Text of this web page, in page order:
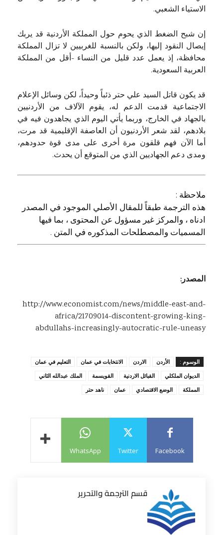
الاستياء الشعبي.
إن شبح الضغط الذي يحوم حول المملكة الأردنية قد يربك
إيصال النقود إليها، ولكن بالنسبة للغربيين لا تزال المملكة
محافظة، إذ يعمل عدد قليل من النساء -أقل من المملكة
العربية السعودية.
قد يكون قاتل السيد علي حتر ذئباً وحيداً، لكن وسائل الإعلام
الاجتماعية قدمت الدعم له، يقوم الآلاف من الأردنيين
بالجهاد في الخارج، وربما يأتي اليوم الذي يجاهدون فيه في
بلادهم، لقد شعر الأردنيون أن العاصفة الإقليمية قد مرت،
أما الآن فهم قلقون مرة أخرى على مدى قوة حدودهم،
ومدى دعم الجهاديين الذي من المتوقع أن يحدث.
ملاحظة :
هذه الترجمة طبقاً للمقال الأصلي الموجود في المصدر
ادناه ، والمركز غير مسؤول عن المحتوى ، بما فيها
المسميات والمصطلحات المذكوره في المتن .
المصدر:
http://www.economist.com/news/middle-east-and-
africa/21709014-discontent-growing-king-
abdullahs-increasingly-autocratic-rule-uneasy
الوسوم : الأردن الاردن الانتخابات في عمان
التعليم في عمان
الديوان الملكلي
القبائل الاردنية القويسمة
الملك عبدالله الثاني
المملكة
الوضع الاقتصادي عمان ناهد حتر
Facebook
Twitter
WhatsApp
قسم الترجمة والتحرير